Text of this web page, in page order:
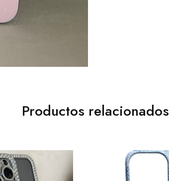
Productos relacionados